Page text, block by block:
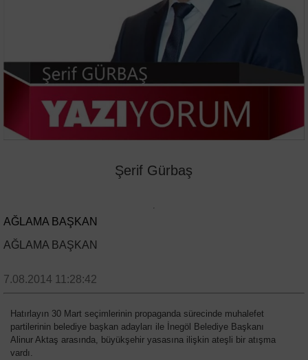
Şerif Gürbaş
AĞLAMA BAŞKAN
AĞLAMA BAŞKAN
7.08.2014 11:28:42
Hatırlayın 30 Mart seçimlerinin propaganda sürecinde muhalefet
partilerinin belediye başkan adayları ile İnegöl Belediye Başkanı
Alinur Aktaş arasında, büyükşehir yasasına ilişkin ateşli bir atışma
vardı.